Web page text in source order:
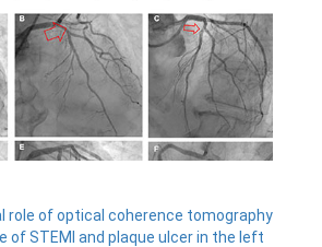
role of optical coherence tomography
of STEMI and plaque ulcer in the left